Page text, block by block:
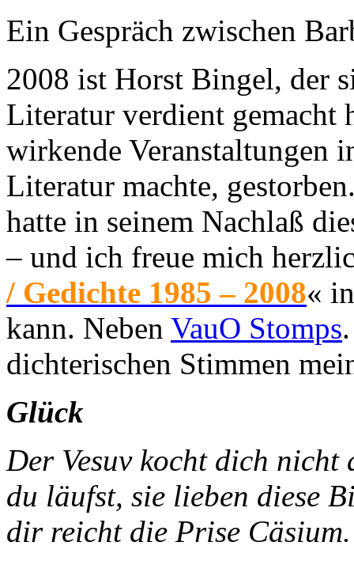
Ein Gespräch zwischen
2008 ist Horst Bingel, der
Literatur verdient gemacht
wirkende Veranstaltungen
Literatur machte,
hatte in seinem Nachlaß
– und ich freue mich
/ Gedichte 1985 – 2008«
kann. Neben VauO Stomps
dichterischen Stimmen
Glück
Der Vesuv kocht
du läufst, sie lieben diese
dir reicht die Prise Cäsium.